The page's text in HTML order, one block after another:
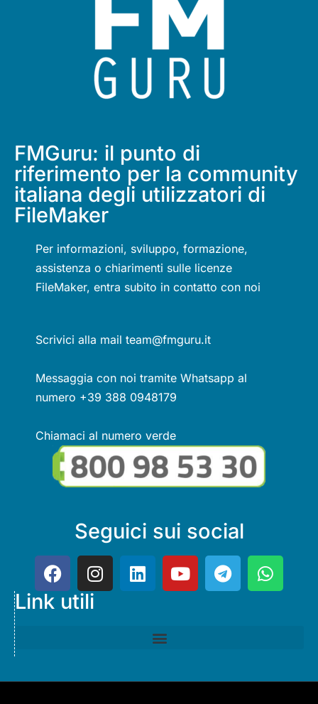
FMGuru: il punto di
riferimento per la community
italiana degli utilizzatori di
FileMaker
Per informazioni, sviluppo, formazione,
assistenza o chiarimenti sulle licenze
FileMaker, entra subito in contatto con noi
Scrivici alla mail team@fmguru.it
Messaggia con noi tramite Whatsapp al
numero +39 388 0948179
Chiamaci al numero verde
Seguici sui social
Link utili